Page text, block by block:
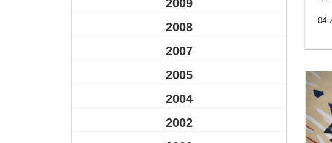
2009
2008
2007
2005
2004
2002
04